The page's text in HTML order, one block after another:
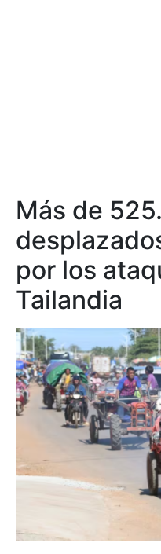
Más de
por los
Tailandia